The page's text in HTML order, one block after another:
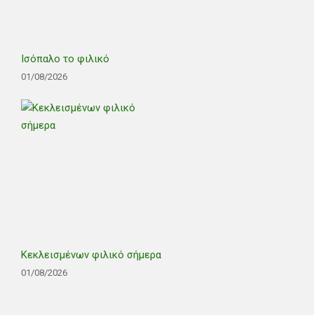
Ισόπαλο το φιλικό
01/08/2026
Κεκλεισμένων φιλικό σήμερα
01/08/2026